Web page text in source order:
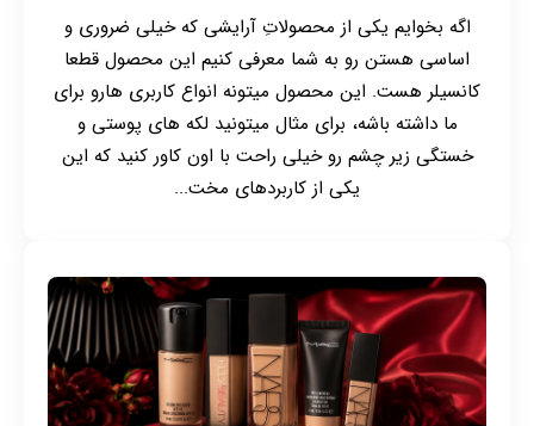
اگه بخوایم یکی از محصولاتِ آرایشی که خیلی ضروری و
اساسی هستن رو به شما معرفی کنیم این محصول قطعا
کانسیلر هست. این محصول میتونه انواع کاربری هارو برای
ما داشته باشه، برای مثال میتونید لکه های پوستی و
خستگی زیر چشم رو خیلی راحت با اون کاور کنید که این
یکی از کاربردهای مخت...